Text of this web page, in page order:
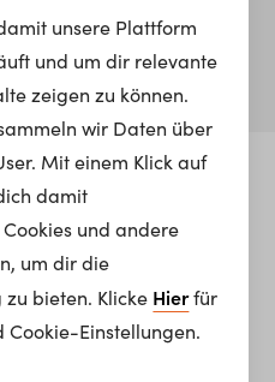
Matura machen”,
Servicekraft Cafe
unsere Plattform
und um dir relevante
zeigen zu können.
wir Daten über
Mit einem Klick auf
damit
und andere
um dir die
bieten. Klicke Hierfür
Einstellungen.